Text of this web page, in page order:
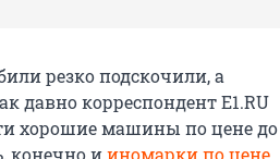
резко подскочили, а
давно корреспондент E1.RU
хорошие машины по цене до
конечно ииномарки по цене